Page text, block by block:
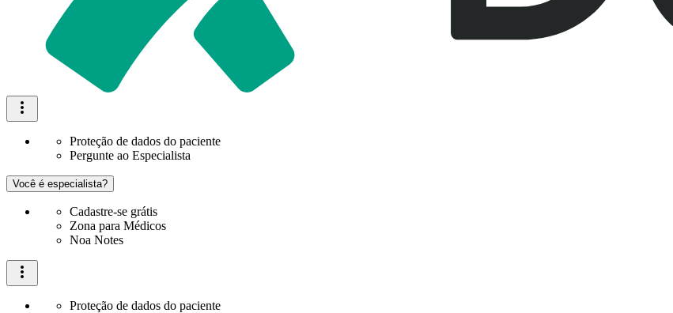
Proteção de dados do paciente
Pergunte ao Especialista
Você é especialista?
Cadastre-se grátis
Zona para Médicos
Noa Notes
Proteção de dados do paciente